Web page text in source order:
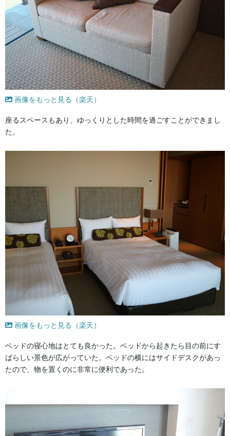
画像をもっと見る（楽天）
座るスペースもあり、ゆっくりとした時間を過ごすことができまし
た。
画像をもっと見る（楽天）
ベッドの寝心地はとても良かった。ベッドから起きたら目の前にす
ばらしい景色が広がっていた。ベッドの横にはサイドデスクがあっ
たので、物を置くのに非常に便利であった。